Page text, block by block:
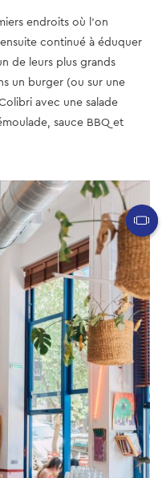
endroits où l'on
continué à éduquer
de leurs plus grands
un burger (ou sur une
avec une salade
sauce BBQ et